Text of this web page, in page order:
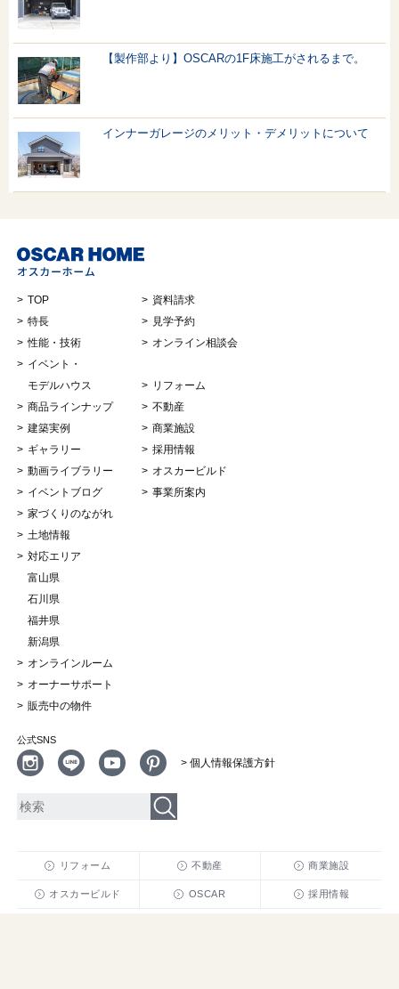
【製作部より】OSCARの1F床施工がされるまで。
インナーガレージのメリット・デメリットについて
TOP
特長
性能・技術
イベント・
モデルハウス
商品ラインナップ
建築実例
ギャラリー
動画ライブラリー
イベントブログ
家づくりのながれ
土地情報
対応エリア
富山県
石川県
福井県
新潟県
オンラインルーム
オーナーサポート
販売中の物件
資料請求
見学予約
オンライン相談会
リフォーム
不動産
商業施設
採用情報
オスカービルド
事業所案内
公式SNS
> 個人情報保護方針
リフォーム 不動産 商業施設
オスカービルド OSCAR 採用情報